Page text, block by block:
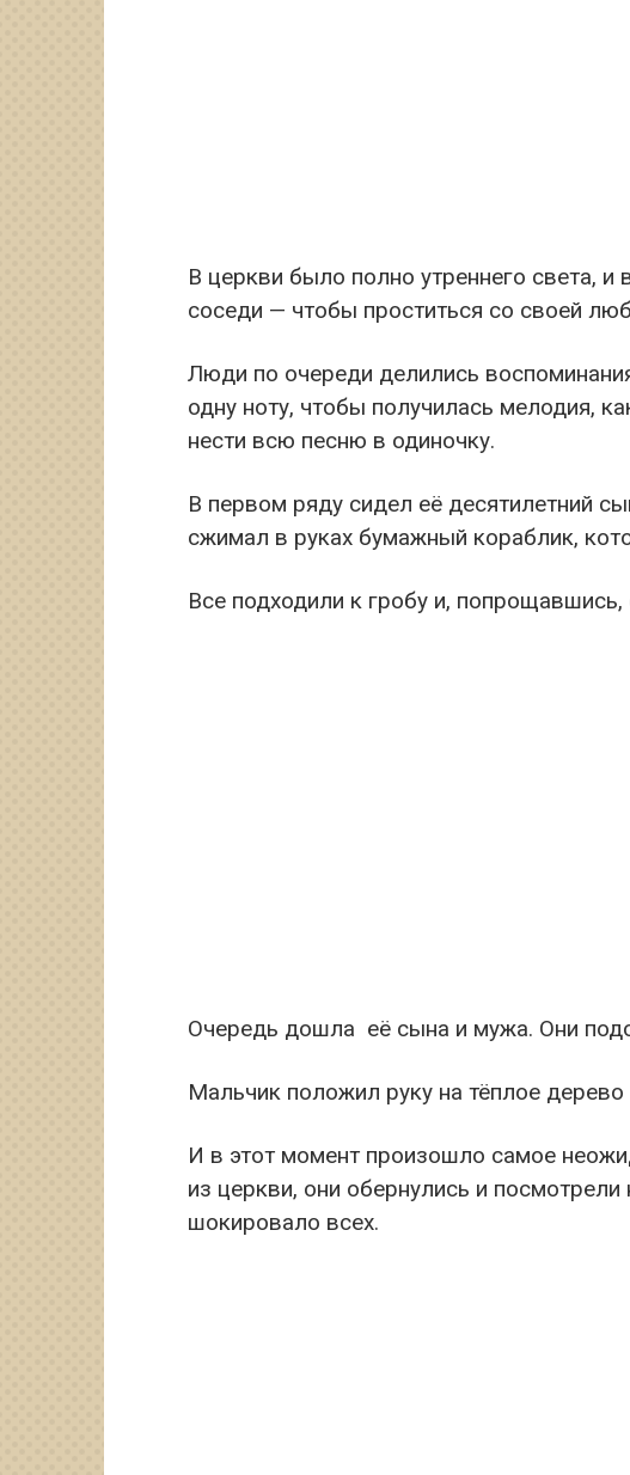
В церкви было полно утреннего света, и
соседи — чтобы проститься со своей
Люди по очереди делились
одну ноту, чтобы получилась мелодия,
нести всю песню в одиночку.
В первом ряду сидел её десятилетний
сжимал в руках бумажный кораблик,
Все подходили к гробу и, попрощавшись,
Очередь дошла её сына и мужа. Они
Мальчик положил руку на тёплое
И в этот момент произошло самое
из церкви, они обернулись и
шокировало всех.